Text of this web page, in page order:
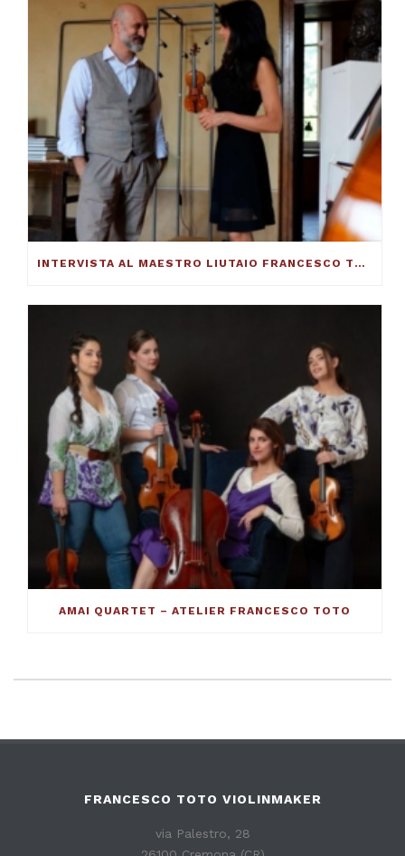
INTERVISTA AL MAESTRO LIUTAIO FRANCESCO TOTO: ECCO COME SI COSTRUISCE UN VIOLINO ECCELLENTE
AMAI QUARTET – ATELIER FRANCESCO TOTO
FRANCESCO TOTO VIOLINMAKER
via Palestro, 28